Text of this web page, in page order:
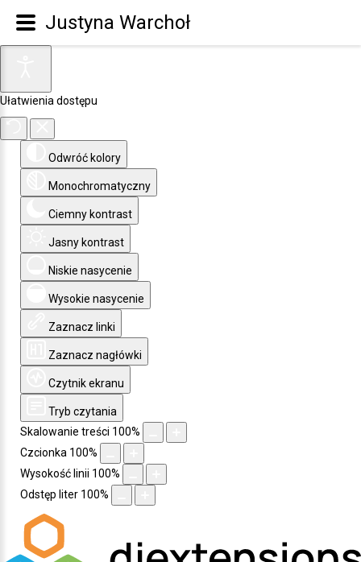
Ułatwienia dostępu
Odwróć kolory
Monochromatyczny
Ciemny kontrast
Jasny kontrast
Niskie nasycenie
Wysokie nasycenie
Zaznacz linki
Zaznacz nagłówki
Czytnik ekranu
Tryb czytania
Skalowanie treści 100%
Czcionka 100%
Wysokość linii 100%
Odstęp liter 100%
Justyna Warchoł